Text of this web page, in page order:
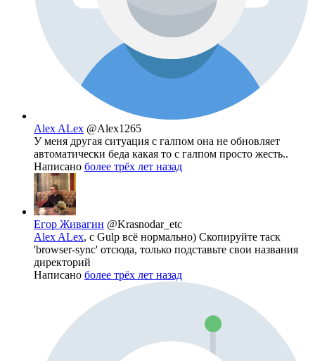
Alex ALex @Alex1265
У меня другая ситуация с галпом она не обновляет
автоматически беда какая то с галпом просто жесть..
Написано более трёх лет назад
Егор Живагин @Krasnodar_etc
Alex ALex, с Gulp всё нормально) Скопируйте таск
'browser-sync' отсюда, только подставьте свои названия
директорий
Написано более трёх лет назад